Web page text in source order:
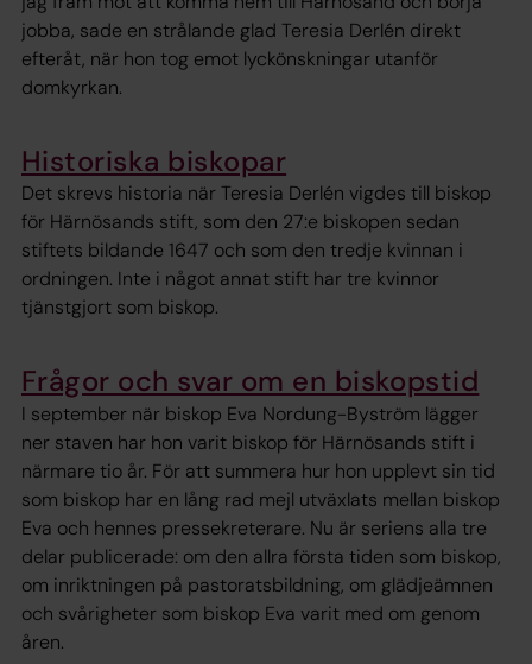
jobba, sade en strålande glad Teresia Derlén direkt
efteråt, när hon tog emot lyckönskningar utanför
domkyrkan.
Historiska biskopar
Det skrevs historia när Teresia Derlén vigdes till biskop
för Härnösands stift, som den 27:e biskopen sedan
stiftets bildande 1647 och som den tredje kvinnan i
ordningen. Inte i något annat stift har tre kvinnor
tjänstgjort som biskop.
Frågor och svar om en biskopstid
I september när biskop Eva Nordung-Byström lägger
ner staven har hon varit biskop för Härnösands stift i
närmare tio år. För att summera hur hon upplevt sin tid
som biskop har en lång rad mejl utväxlats mellan biskop
Eva och hennes pressekreterare. Nu är seriens alla tre
delar publicerade: om den allra första tiden som biskop,
om inriktningen på pastoratsbildning, om glädjeämnen
och svårigheter som biskop Eva varit med om genom
åren.